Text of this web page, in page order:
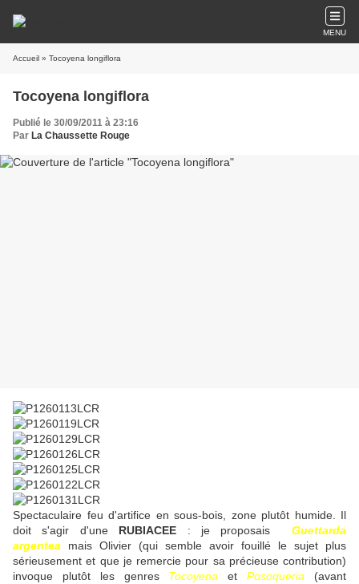
MENU
Accueil » Tocoyena longiflora
Tocoyena longiflora
Publié le 30/09/2011 à 23:16
Par La Chaussette Rouge
Spectaculaire feu d'artifice en sous-bois, zone plutôt humide. Il
doit s'agir d'une RUBIACEE : je proposais Guettarda
argentea mais Olivier (qui semble avoir fouillé le sujet plus
sérieusement et que je remercie pour sa précieuse contribution)
invoque plutôt les genres Tocoyena etPosoqueria (avant